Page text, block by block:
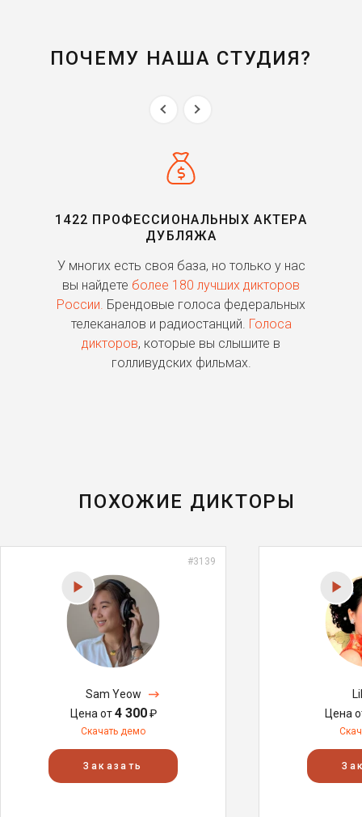
ПОЧЕМУ НАША СТУДИЯ?
1422 ПРОФЕССИОНАЛЬНЫХ АКТЕРА
ДУБЛЯЖА
У многих есть своя база, но только у нас
вы найдете более 180 лучших дикторов
России. Брендовые голоса федеральных
телеканалов и радиостанций. Голоса
дикторов, которые вы слышите в
голливудских фильмах.
ПОХОЖИЕ ДИКТОРЫ
#3139
Sam Yeow
Цена от4 300₽
Скачать демо
Заказать
Цена